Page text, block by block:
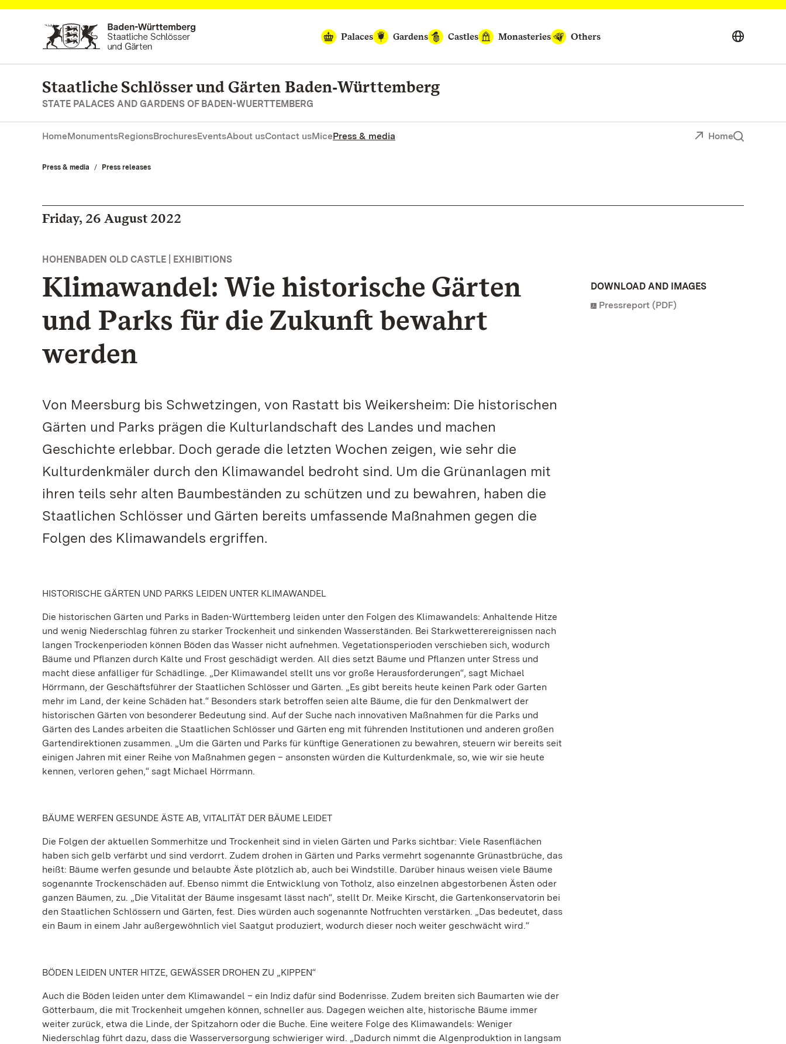
Navigate to main page
Palaces
Gardens Castles Monasteries Others
Staatliche Schlösser und Gärten Baden‑Württemberg
STATE PALACES AND GARDENS OF BADEN-WUERTTEMBERG
HomeMonumentsRegionsBrochuresEventsAbout usContact usMicePress & media Home
Press & media Press releases
Friday, 26 August 2022
HOHENBADEN OLD CASTLE | EXHIBITIONS
Klimawandel: Wie historische Gärten
und Parks für die Zukunft bewahrt
werden
Von Meersburg bis Schwetzingen, von Rastatt bis Weikersheim: Die historischen
Gärten und Parks prägen die Kulturlandschaft des Landes und machen
Geschichte erlebbar. Doch gerade die letzten Wochen zeigen, wie sehr die
Kulturdenkmäler durch den Klimawandel bedroht sind. Um die Grünanlagen mit
ihren teils sehr alten Baumbeständen zu schützen und zu bewahren, haben die
Staatlichen Schlösser und Gärten bereits umfassende Maßnahmen gegen die
Folgen des Klimawandels ergriffen.
HISTORISCHE GÄRTEN UND PARKS LEIDEN UNTER KLIMAWANDEL
Die historischen Gärten und Parks in Baden-Württemberg leiden unter den Folgen des Klimawandels: Anhaltende Hitze
und wenig Niederschlag führen zu starker Trockenheit und sinkenden Wasserständen. Bei Starkwetterereignissen nach
langen Trockenperioden können Böden das Wasser nicht aufnehmen. Vegetationsperioden verschieben sich, wodurch
Bäume und Pflanzen durch Kälte und Frost geschädigt werden. All dies setzt Bäume und Pflanzen unter Stress und
macht diese anfälliger für Schädlinge. „Der Klimawandel stellt uns vor große Herausforderungen“, sagt Michael
Hörrmann, der Geschäftsführer der Staatlichen Schlösser und Gärten. „Es gibt bereits heute keinen Park oder Garten
mehr im Land, der keine Schäden hat.“ Besonders stark betroffen seien alte Bäume, die für den Denkmalwert der
historischen Gärten von besonderer Bedeutung sind. Auf der Suche nach innovativen Maßnahmen für die Parks und
Gärten des Landes arbeiten die Staatlichen Schlösser und Gärten eng mit führenden Institutionen und anderen großen
Gartendirektionen zusammen. „Um die Gärten und Parks für künftige Generationen zu bewahren, steuern wir bereits seit
einigen Jahren mit einer Reihe von Maßnahmen gegen – ansonsten würden die Kulturdenkmale, so, wie wir sie heute
kennen, verloren gehen,“ sagt Michael Hörrmann.
BÄUME WERFEN GESUNDE ÄSTE AB, VITALITÄT DER BÄUME LEIDET
Die Folgen der aktuellen Sommerhitze und Trockenheit sind in vielen Gärten und Parks sichtbar: Viele Rasenflächen
haben sich gelb verfärbt und sind verdorrt. Zudem drohen in Gärten und Parks vermehrt sogenannte Grünastbrüche, das
heißt: Bäume werfen gesunde und belaubte Äste plötzlich ab, auch bei Windstille. Darüber hinaus weisen viele Bäume
sogenannte Trockenschäden auf. Ebenso nimmt die Entwicklung von Totholz, also einzelnen abgestorbenen Ästen oder
ganzen Bäumen, zu. „Die Vitalität der Bäume insgesamt lässt nach“, stellt Dr. Meike Kirscht, die Gartenkonservatorin bei
den Staatlichen Schlössern und Gärten, fest. Dies würden auch sogenannte Notfruchten verstärken. „Das bedeutet, dass
ein Baum in einem Jahr außergewöhnlich viel Saatgut produziert, wodurch dieser noch weiter geschwächt wird.“
BÖDEN LEIDEN UNTER HITZE, GEWÄSSER DROHEN ZU „KIPPEN“
Auch die Böden leiden unter dem Klimawandel – ein Indiz dafür sind Bodenrisse. Zudem breiten sich Baumarten wie der
Götterbaum, die mit Trockenheit umgehen können, schneller aus. Dagegen weichen alte, historische Bäume immer
weiter zurück, etwa die Linde, der Spitzahorn oder die Buche. Eine weitere Folge des Klimawandels: Weniger
Niederschlag führt dazu, dass die Wasserversorgung schwieriger wird. „Dadurch nimmt die Algenproduktion in langsam
DOWNLOAD AND IMAGES
Pressreport (PDF)